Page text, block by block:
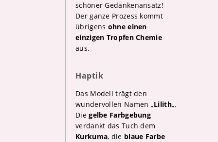
schöner Gedankenansatz!
Der ganze Prozess kommt
übrigens ohne einen
einzigen Tropfen Chemie
aus.
Haptik
Das Modell trägt den
wundervollen Namen „Lilith„.
Diegelbe Farbgebung
verdankt das Tuch dem
Kurkuma, die blaue Farbe